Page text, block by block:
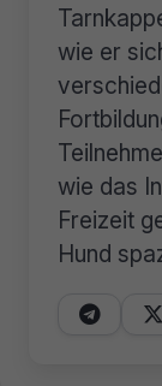
wie er
wie das
Freizeit
Hund
 